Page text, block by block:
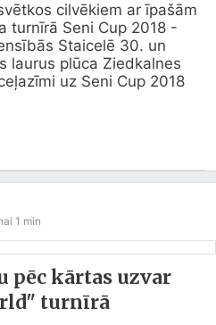
cilvēkiem ar īpašām
turnīrā Seni Cup 2018 -
Staicelē 30. un
laurus plūca Ziedkalnes
uz Seni Cup 2018
1 min
pēc kārtas uzvar
turnīrā